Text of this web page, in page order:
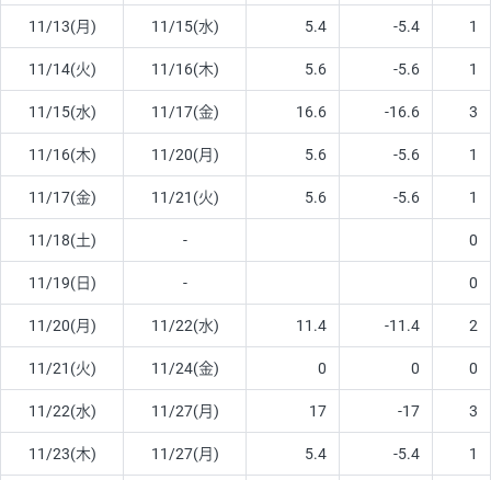
11/13(月) 11/15(水) 5.4 -5.4 1
11/14(火) 11/16(木) 5.6 -5.6 1
11/15(水) 11/17(金) 16.6 -16.6 3
11/16(木) 11/20(月) 5.6 -5.6 1
11/17(金) 11/21(火) 5.6 -5.6 1
11/18(土) - 0
11/19(日) - 0
11/20(月) 11/22(水) 11.4 -11.4 2
11/21(火) 11/24(金) 0 0 0
11/22(水) 11/27(月) 17 -17 3
11/23(木) 11/27(月) 5.4 -5.4 1